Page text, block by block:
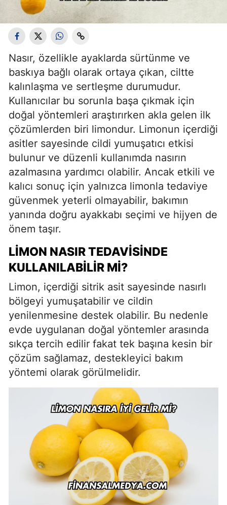
Nasır, özellikle ayaklarda sürtünme ve
baskıya bağlı olarak ortaya çıkan, ciltte
kalınlaşma ve sertleşme durumudur.
Kullanıcılar bu sorunla başa çıkmak için
doğal yöntemleri araştırırken akla gelen ilk
çözümlerden biri limondur. Limonun içerdiği
asitler sayesinde cildi yumuşatıcı etkisi
bulunur ve düzenli kullanımda nasırın
azalmasına yardımcı olabilir. Ancak etkili ve
kalıcı sonuç için yalnızca limonla tedaviye
güvenmek yeterli olmayabilir, bakımın
yanında doğru ayakkabı seçimi ve hijyen de
önem taşır.
LIMON NASIR TEDAVISINDE
KULLANILABILIR MI?
Limon, içerdiği sitrik asit sayesinde nasırlı
bölgeyi yumuşatabilir ve cildin
yenilenmesine destek olabilir. Bu nedenle
evde uygulanan doğal yöntemler arasında
sıkça tercih edilir fakat tek başına kesin bir
çözüm sağlamaz, destekleyici bakım
yöntemi olarak görülmelidir.